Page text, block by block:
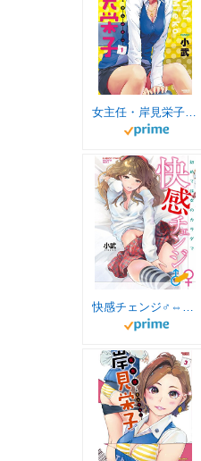
女主任・岸見栄子（１） (バンブーコミックス)